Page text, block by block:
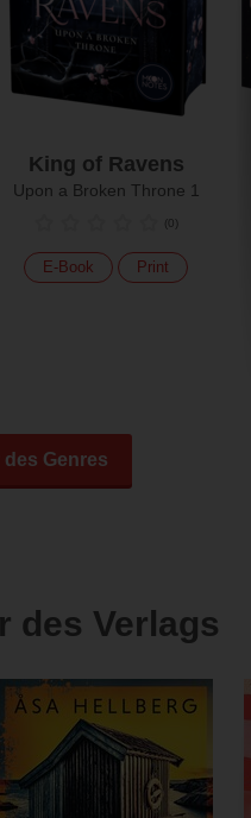
King of Ravens
Upon a Broken Throne 1
(0)
E-Book Print
Genres
des Verlags